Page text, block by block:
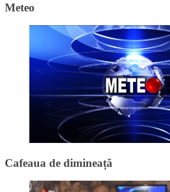
Meteo
Cafeaua de dimineață